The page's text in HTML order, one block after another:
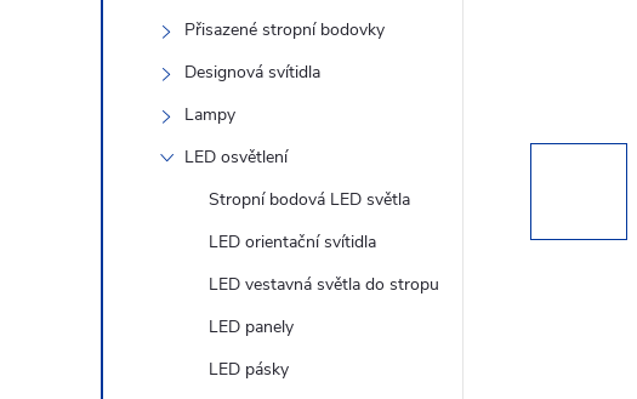
Přisazené stropní bodovky
Designová svítidla
Lampy
LED osvětlení
Stropní bodová LED světla
LED orientační svítidla
LED vestavná světla do stropu
LED panely
LED pásky